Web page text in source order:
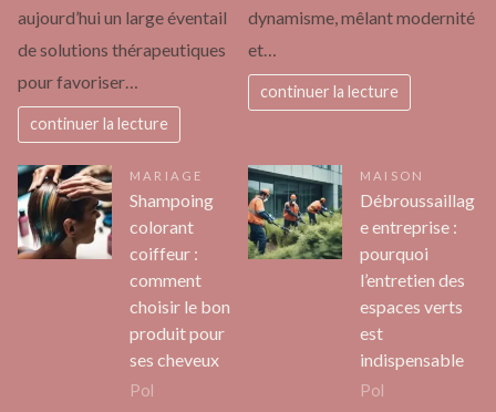
aujourd’hui un large éventail
de solutions thérapeutiques
pour favoriser…
continuer la lecture
dynamisme, mêlant modernité
et…
continuer la lecture
MARIAGE
Shampoing
colorant
coiffeur :
comment
choisir le bon
produit pour
ses cheveux
Pol
MAISON
Débroussaillag
e entreprise :
pourquoi
l’entretien des
espaces verts
est
indispensable
Pol